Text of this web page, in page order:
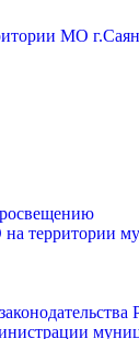
МО
территории